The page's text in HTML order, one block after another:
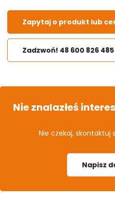
Zapytaj o produkt lub
Zadzwoń! 48 600 826 485
Nie znalazłeś
Nie czekaj, skontaktuj
Napisz